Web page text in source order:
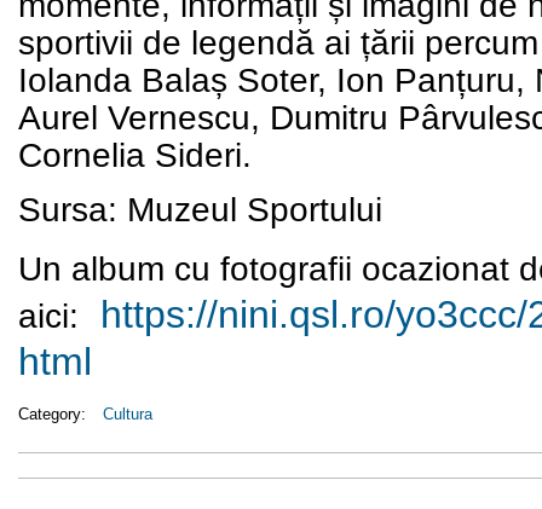
sportivii de legendă ai țării
Iolanda Balaș Soter, Ion
Aurel Vernescu, Dumitru
Cornelia Sideri.
Sursa: Muzeul Sportului
Un album cu fotografii ocazionat
aici:
https://nini.qsl.ro/yo3ccc/
html
Category: Cultura